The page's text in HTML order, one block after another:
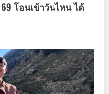
69 โอนเข้าวันไหน ได้